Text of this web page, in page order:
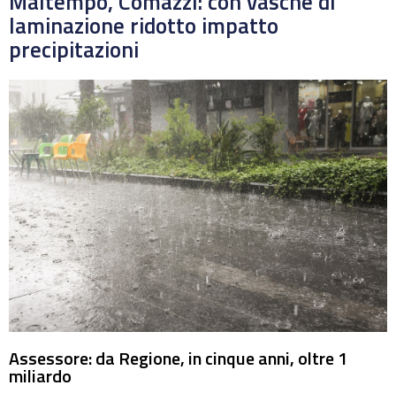
laminazione ridotto impatto
precipitazioni
Assessore: da Regione, in cinque anni, oltre 1
miliardo